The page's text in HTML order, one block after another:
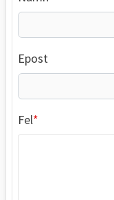
Epost
Fel